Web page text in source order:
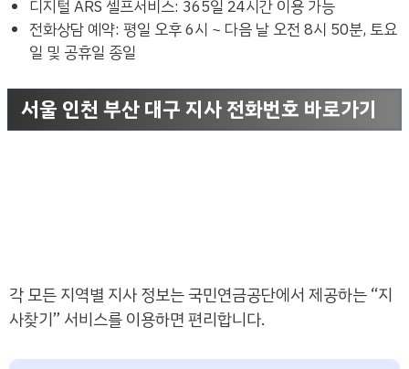
디지털 ARS 셀프서비스: 365일 24시간 이용 가능
전화상담 예약: 평일 오후 6시 ~ 다음 날 오전 8시 50분, 토요
일 및 공휴일 종일
서울 인천 부산 대구 지사 전화번호 바로가기
각 모든 지역별 지사 정보는 국민연금공단에서 제공하는 “지
사찾기” 서비스를 이용하면 편리합니다.